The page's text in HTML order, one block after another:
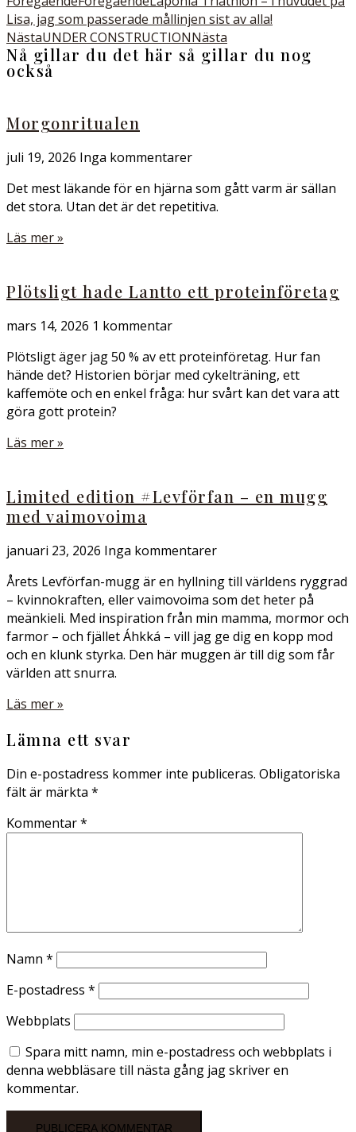
Lisa, jag som passerade mållinjen sist av alla!
NästaUNDER CONSTRUCTIONNästa
Nå gillar du det här så gillar du nog
också
Morgonritualen
juli 19, 2026 Inga kommentarer
Det mest läkande för en hjärna som gått varm är sällan
det stora. Utan det är det repetitiva.
Läs mer »
Plötsligt hade Lantto ett proteinföretag
mars 14, 2026 1 kommentar
Plötsligt äger jag 50 % av ett proteinföretag. Hur fan
hände det? Historien börjar med cykelträning, ett
kaffemöte och en enkel fråga: hur svårt kan det vara att
göra gott protein?
Läs mer »
Limited edition #Levförfan – en mugg
med vaimovoima
januari 23, 2026 Inga kommentarer
Årets Levförfan-mugg är en hyllning till världens ryggrad
– kvinnokraften, eller vaimovoima som det heter på
meänkieli. Med inspiration från min mamma, mormor och
farmor – och fjället Áhkká – vill jag ge dig en kopp mod
och en klunk styrka. Den här muggen är till dig som får
världen att snurra.
Läs mer »
Lämna ett svar
Din e-postadress kommer inte publiceras. Obligatoriska
fält är märkta *
Kommentar*
Namn *
E-postadress *
Webbplats
Spara mitt namn, min e-postadress och webbplats i
denna webbläsare till nästa gång jag skriver en
kommentar.